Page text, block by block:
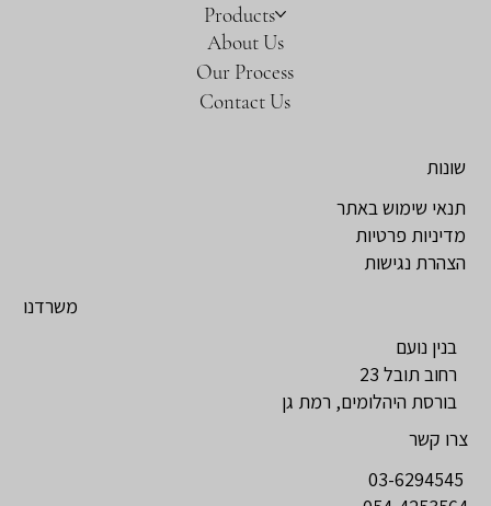
Products
About Us
Our Process
Contact Us
שונות
תנאי שימוש באתר
מדיניות פרטיות
הצהרת נגישות
משרדנו
בנין נועם
רחוב תובל 23
בורסת היהלומים, רמת גן
צרו קשר